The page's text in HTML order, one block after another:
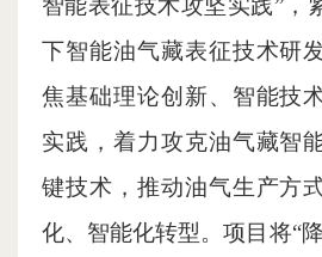
智能表征技术攻坚实践”，
下智能油气藏表征技术研
焦基础理论创新、智能技
实践，着力攻克油气藏智
键技术，推动油气生产方
化、智能化转型。项目将“